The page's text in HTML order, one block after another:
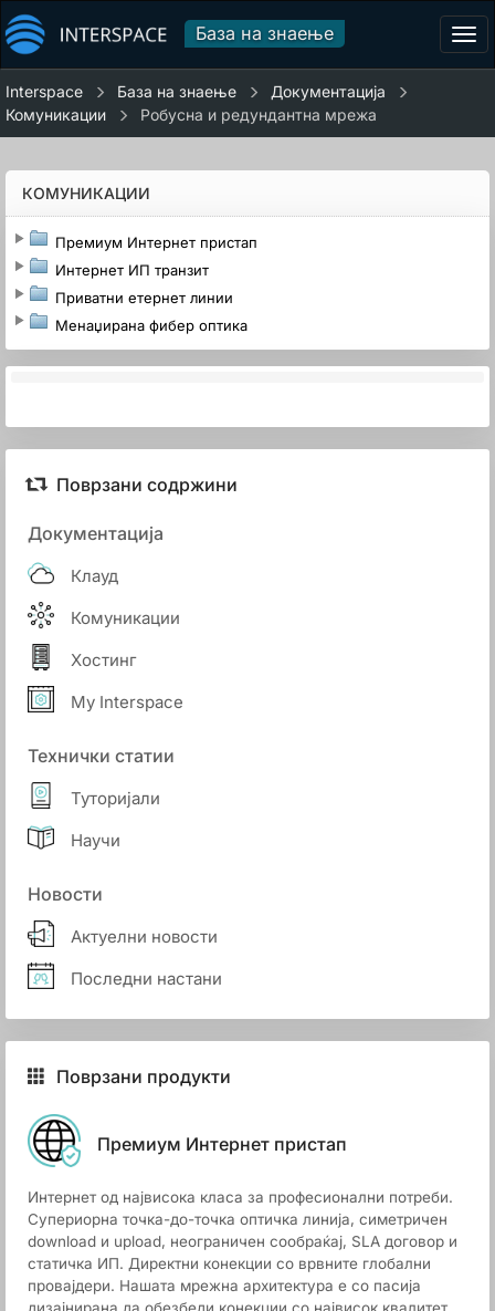
База на знаење
Interspace База на знаење
Документација
Комуникации
Робусна и редундантна мрежа
КОМУНИКАЦИИ
Премиум Интернет пристап
Интернет ИП транзит
Приватни етернет линии
Менаџирана фибер оптика
Поврзани содржини
Документација
Клауд
Комуникации
Хостинг
My Interspace
Технички статии
Туторијали
Научи
Новости
Актуелни новости
Последни настани
Поврзани продукти
Премиум Интернет пристап
Интернет од највисока класа за професионални потреби.
Супериорна точка-до-точка оптичка линија, симетричен
download и upload, неограничен сообраќај, SLA договор и
статичка ИП. Директни конекции со врвните глобални
провајдери. Нашата мрежна архитектура е со пасија